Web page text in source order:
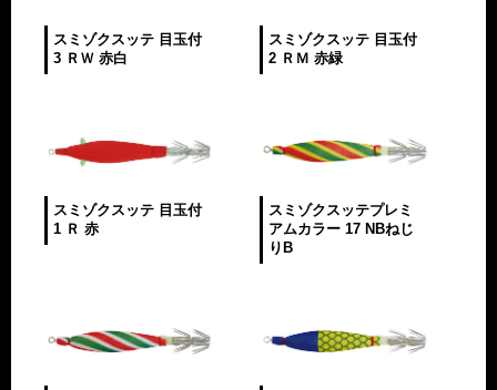
スミゾクスッテ 目玉付
3 ＲＷ 赤白
スミゾクスッテ 目玉付
2 ＲＭ 赤緑
スミゾクスッテ 目玉付
1 Ｒ 赤
スミゾクスッテプレミ
アムカラー 17 NBねじ
りB